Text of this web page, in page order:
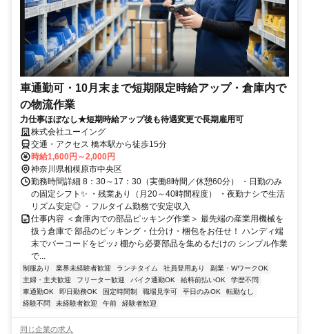
車通勤可・10月末まで短期限定時給アップ・倉庫内で
の物流作業
力仕事ほぼなし★短期時給アップ後も待遇変更で長期雇用可
株式会社ユーイング
交通・アクセス 橋本駅から徒歩15分
時給1,600円～2,000円
神奈川県相模原市中央区
勤務時間詳細 8：30～17：30（実働8時間／休憩60分） ・日勤のみ
の固定シフト✨ ・残業あり（月20～40時間程度） ・夜勤ナシで生活
リズム安定◎ ・フルタイム勤務で安定収入
仕事内容 ＜倉庫内での部品ピッキング作業＞ 最先端の産業用機械を
扱う倉庫で 部品のピッキング・仕分け・梱包をお任せ！ ハンディ端
末でバーコードをピッ♪ 棚から必要部品を集めるだけの シンプル作業
で...
制服あり 業界未経験者歓迎 ランチタイム 社員登用あり
副業・WワークOK
主婦・主夫歓迎
フリーター歓迎 バイク通勤OK 給料前払いOK
学歴不問
車通勤OK
即日勤務OK 固定時間制 職場見学可 平日のみOK
転勤なし
経験不問
未経験者歓迎 午前 経験者歓迎
同じ企業の求人